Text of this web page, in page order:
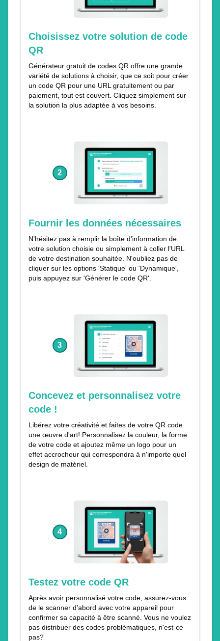
Choisissez votre solution de code
QR
Générateur gratuit de codes QR offre une grande
variété de solutions à choisir, que ce soit pour créer
un code QR pour une URL gratuitement ou par
paiement, tout est couvert. Cliquez simplement sur
la solution la plus adaptée à vos besoins.
2
Fournir les données nécessaires
N'hésitez pas à remplir la boîte d'information de
votre solution choisie ou simplement à coller l'URL
de votre destination souhaitée. N'oubliez pas de
cliquer sur les options 'Statique' ou 'Dynamique',
puis appuyez sur 'Générer le code QR'.
3
Concevez et personnalisez votre
code !
Libérez votre créativité et faites de votre QR code
une œuvre d'art! Personnalisez la couleur, la forme
de votre code et ajoutez même un logo pour un
effet accrocheur qui correspondra à n'importe quel
design de matériel.
4
Testez votre code QR
Après avoir personnalisé votre code, assurez-vous
de le scanner d'abord avec votre appareil pour
confirmer sa capacité à être scanné. Vous ne voulez
pas distribuer des codes problématiques, n'est-ce
pas?